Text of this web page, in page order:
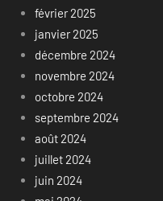
février 2025
janvier 2025
décembre 2024
novembre 2024
octobre 2024
septembre 2024
août 2024
juillet 2024
juin 2024